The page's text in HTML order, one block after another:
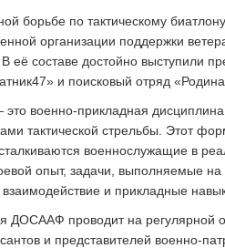
борьбе по тактическому
организации поддержки
составе достойно выступили
и поисковый отряд
это военно-прикладная
тактической стрельбы. Этот
военнослужащие в
опыт, задачи, выполняемые на
и прикладные
ДОСААФ проводит на регулярной
и представителей военно-